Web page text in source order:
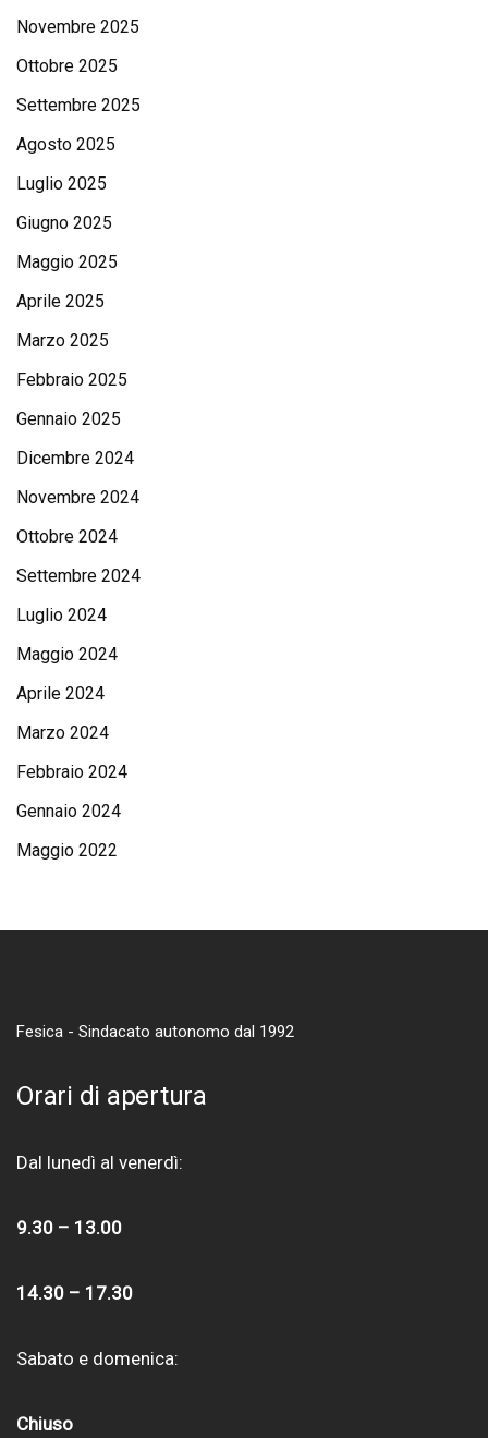
Novembre 2025
Ottobre 2025
Settembre 2025
Agosto 2025
Luglio 2025
Giugno 2025
Maggio 2025
Aprile 2025
Marzo 2025
Febbraio 2025
Gennaio 2025
Dicembre 2024
Novembre 2024
Ottobre 2024
Settembre 2024
Luglio 2024
Maggio 2024
Aprile 2024
Marzo 2024
Febbraio 2024
Gennaio 2024
Maggio 2022
Fesica - Sindacato autonomo dal 1992
Orari di apertura
Dal lunedì al venerdì:
9.30 – 13.00
14.30 – 17.30
Sabato e domenica:
Chiuso